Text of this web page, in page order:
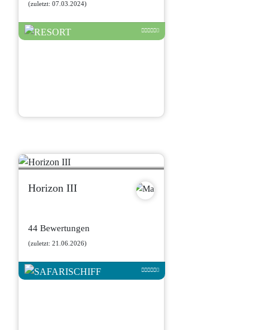
(zuletzt: 07.03.2024)
Horizon III
44 Bewertungen
(zuletzt: 21.06.2026)